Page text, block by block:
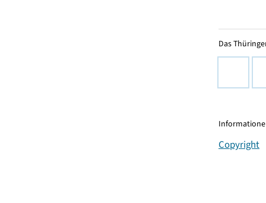
Das
Copyright